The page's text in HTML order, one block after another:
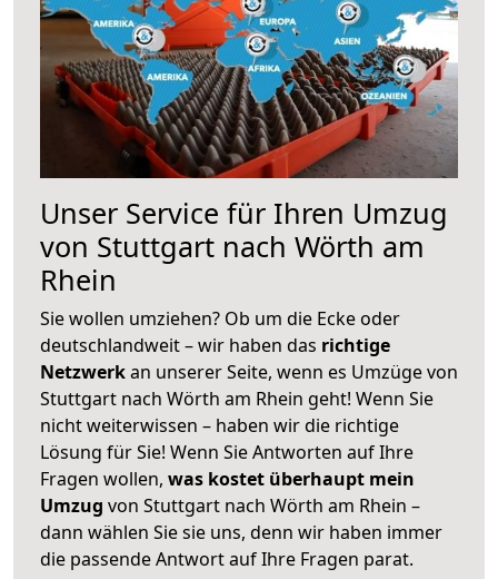
Unser Service für Ihren Umzug
von Stuttgart nach Wörth am
Rhein
Sie wollen umziehen? Ob um die Ecke oder
deutschlandweit – wir haben das richtige
Netzwerkan unserer Seite, wenn es Umzüge von
Stuttgart nach Wörth am Rhein geht! Wenn Sie
nicht weiterwissen – haben wir die richtige
Lösung für Sie! Wenn Sie Antworten auf Ihre
Fragen wollen, was kostet überhaupt mein
Umzug von Stuttgart nach Wörth am Rhein –
dann wählen Sie sie uns, denn wir haben immer
die passende Antwort auf Ihre Fragen parat.